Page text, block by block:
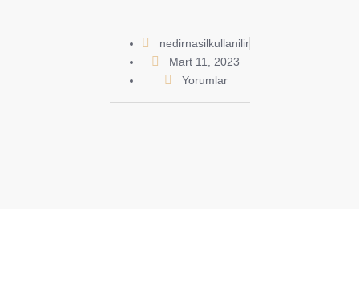
nedirnasilkullanilir
Mart 11, 2023
Yorumlar